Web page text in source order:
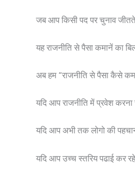
जब आप किसी पद पर चुनाव
यह राजनीति से पैसा कमानें का
अब हम “राजनीति से पैसा कैसे
यदि आप राजनीति में प्रवेश
यदि आप अभी तक लोगो की
यदि आप उच्च स्तरिय पढाई कर